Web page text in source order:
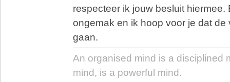
respecteer ik jouw besluit hiermee.
ongemak en ik hoop voor je dat de
gaan.
An organised mind is a disciplined
mind, is a powerful mind.